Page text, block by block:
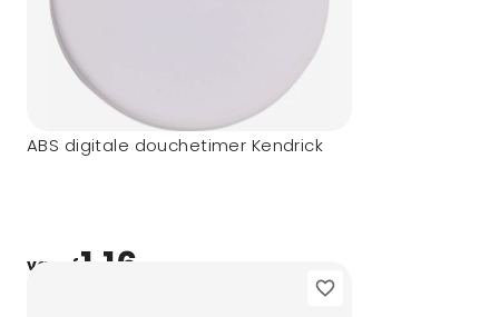
ABS digitale douchetimer Kendrick
vanaf1,16